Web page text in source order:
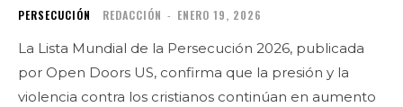
PERSECUCIÓN REDACCIÓN - ENERO 19, 2026
La Lista Mundial de la Persecución 2026, publicada
por Open Doors US, confirma que la presión y la
violencia contra los cristianos continúan en aumento